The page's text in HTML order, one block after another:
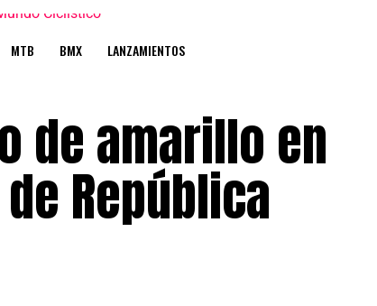
MTB BMX LANZAMIENTOS
de amarillo en
República